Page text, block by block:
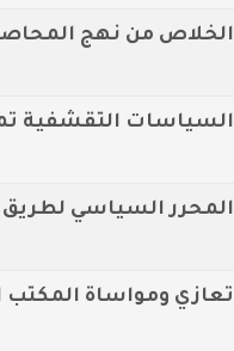
الخلاص من نهج
السياسات التقشفية
المحرر السياسي لطريق
تعازي ومواساة